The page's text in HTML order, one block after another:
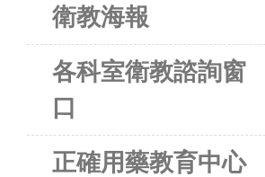
衛教海報
各科室衛教諮詢窗
口
正確用藥教育中心